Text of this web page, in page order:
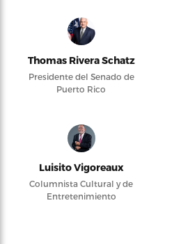
Thomas Rivera Schatz
Presidente del Senado de
Puerto Rico
Luisito Vigoreaux
Columnista Cultural y de
Entretenimiento